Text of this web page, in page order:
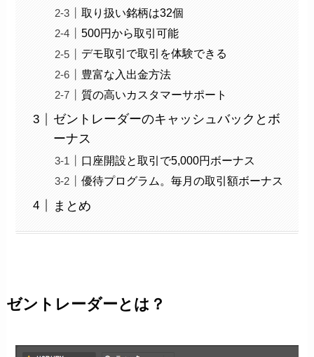
取り扱い銘柄は32個
500円から取引可能
デモ取引で取引を体験できる
豊富な入出金方法
質の高いカスタマーサポート
ゼントレーダーのキャッシュバックとボ
ーナス
口座開設と取引で5,000円ボーナス
優待プログラム。毎月の取引額ボーナス
まとめ
ゼントレーダーとは？